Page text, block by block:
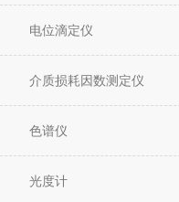
电位滴定仪
介质损耗因数测定仪
色谱仪
光度计